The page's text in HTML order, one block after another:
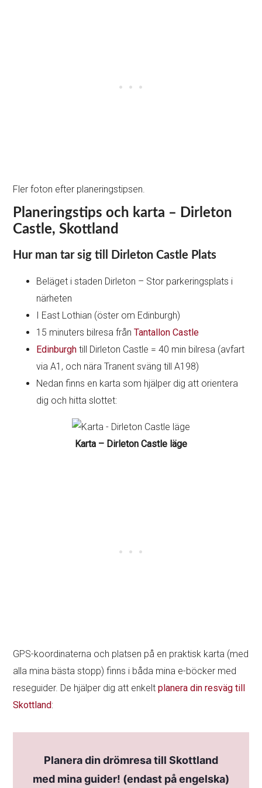
Fler foton efter planeringstipsen.
Planeringstips och karta – Dirleton
Castle, Skottland
Hur man tar sig till Dirleton Castle Plats
Beläget i staden Dirleton – Stor parkeringsplats i
närheten
I East Lothian (öster om Edinburgh)
15 minuters bilresa frånTantallon Castle
Edinburgh till Dirleton Castle = 40 min bilresa (avfart
via A1, och nära Tranent sväng till A198)
Nedan finns en karta som hjälper dig att orientera
dig och hitta slottet:
Karta – Dirleton Castle läge
GPS-koordinaterna och platsen på en praktisk karta (med
alla mina bästa stopp) finns i båda mina e-böcker med
reseguider. De hjälper dig att enkeltplanera din resväg till
Skottland:
Planera din drömresa till Skottland
med mina guider! (endast på engelska)